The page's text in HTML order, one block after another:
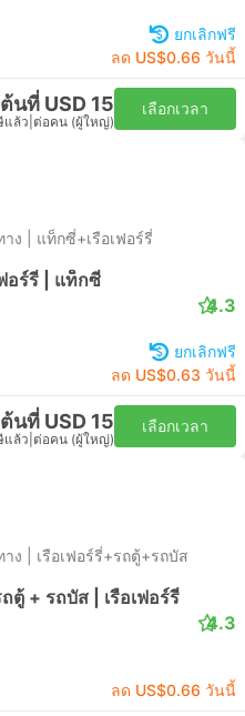
ยกเลิกฟรี
ลด US$0.66 วันนี้
นที่ USD 15
แล้ว ต่อคน (ผู้ใหญ่)
เลือกเวลา
ง | แท็กซี่+เรือเฟอร์รี่
อร์รี่ | แท็กซี่
4.3
ยกเลิกฟรี
ลด US$0.63 วันนี้
นที่ USD 15
แล้ว ต่อคน (ผู้ใหญ่)
เลือกเวลา
ง | เรือเฟอร์รี่+รถตู้+รถบัส
ถตู้ + รถบัส | เรือเฟอร์รี่
4.3
ลด US$0.66 วันนี้